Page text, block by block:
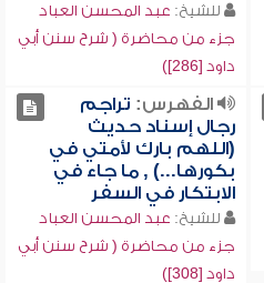
للشيخ: عبد المحسن العباد
جزء من محاضرة ( شرح سنن أبي
داود [286])
الفهرس: تراجم
رجال إسناد حديث
(اللهم بارك لأمتي في
بكورها...) , ما جاء في
الابتكار في السفر
للشيخ: عبد المحسن العباد
جزء من محاضرة ( شرح سنن أبي
داود [308])